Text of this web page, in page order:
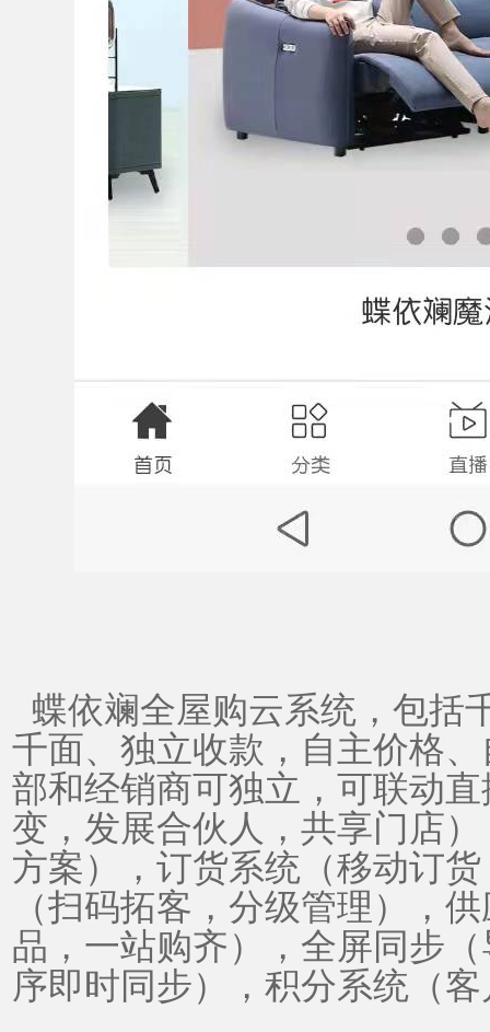
蝶依斓全屋购云系统，包括
千面、独立收款，自主价格
部和经销商可独立，可联动
变，发展合伙人，共享门店
方案），订货系统（移动订
（扫码拓客，分级管理），
品，一站购齐），全屏同步
序即时同步），积分系统（